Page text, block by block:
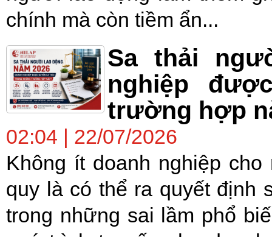
chính mà còn tiềm ẩn...
Sa thải
nghiệp
trường hợp
02:04 | 22/07/2026
Không ít doanh nghiệp
quy là có thể ra quyết định
trong những sai lầm phổ